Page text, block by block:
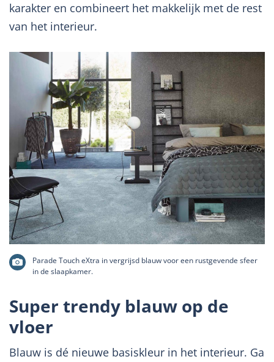
karakter en combineert het makkelijk met de rest
van het interieur.
Parade Touch eXtra in vergrijsd blauw voor een rustgevende sfeer
in de slaapkamer.
Super trendy blauw op de
vloer
Blauw is dé nieuwe basiskleur in het interieur. Ga